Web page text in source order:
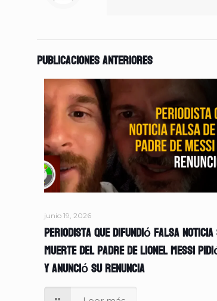
Publicaciones anteriores
junio 19, 2026
Periodista que difundió falsa
muerte del padre de Lionel Messi
y anunció su renuncia